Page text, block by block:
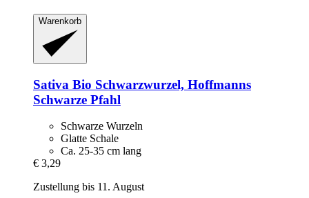
Warenkorb
Sativa Bio Schwarzwurzel, Hoffmanns
Schwarze Pfahl
Schwarze Wurzeln
Glatte Schale
Ca. 25-35 cm lang
€ 3,29
Zustellung bis 11. August